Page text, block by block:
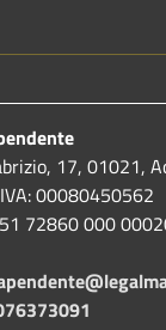
17, 01021,
00080450562
72860 000